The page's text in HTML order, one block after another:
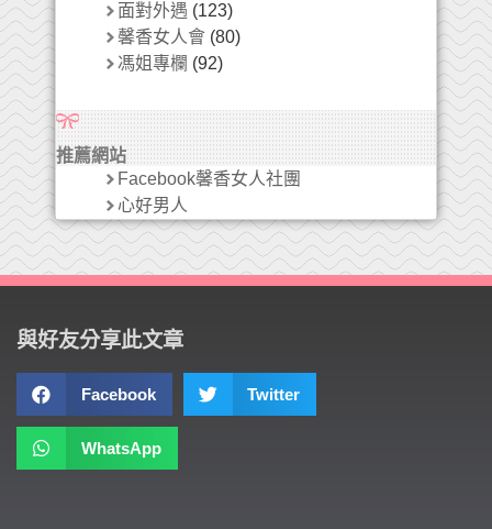
面對外遇 (123)
馨香女人會 (80)
馮姐專欄 (92)
推薦網站
Facebook馨香女人社團
心好男人
與好友分享此文章
Facebook Twitter
WhatsApp